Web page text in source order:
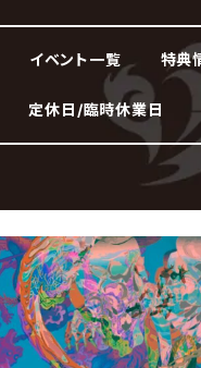
イベント一覧 特典
定休日/臨時休業日